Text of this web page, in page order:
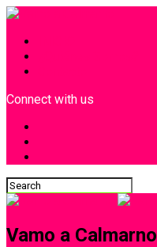
Connect with us
Vamo a Calmarno